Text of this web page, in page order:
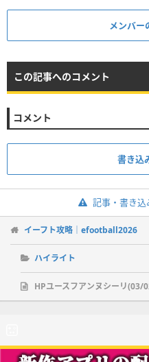
メンバー
この記事へのコメント
コメント
書き込
記事・書き込
イーフト攻略｜efootball2026
ハイライト
HPユースフアンヌシーリ(03/